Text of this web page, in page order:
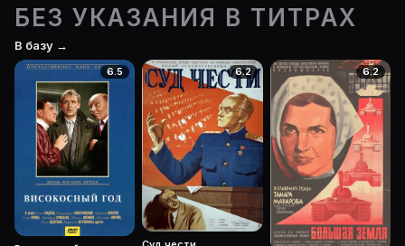
БЕЗ УКАЗАНИЯ В ТИТРАХ
В базу →
6.5 6.2 6.2